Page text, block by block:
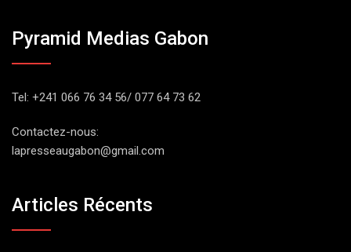
Pyramid Medias Gabon
Tel: +241 066 76 34 56/ 077 64 73 62
Contactez-nous:
lapresseaugabon@gmail.com
Articles Récents